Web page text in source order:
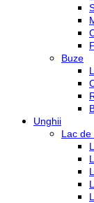
Buze
Unghii
Lac de